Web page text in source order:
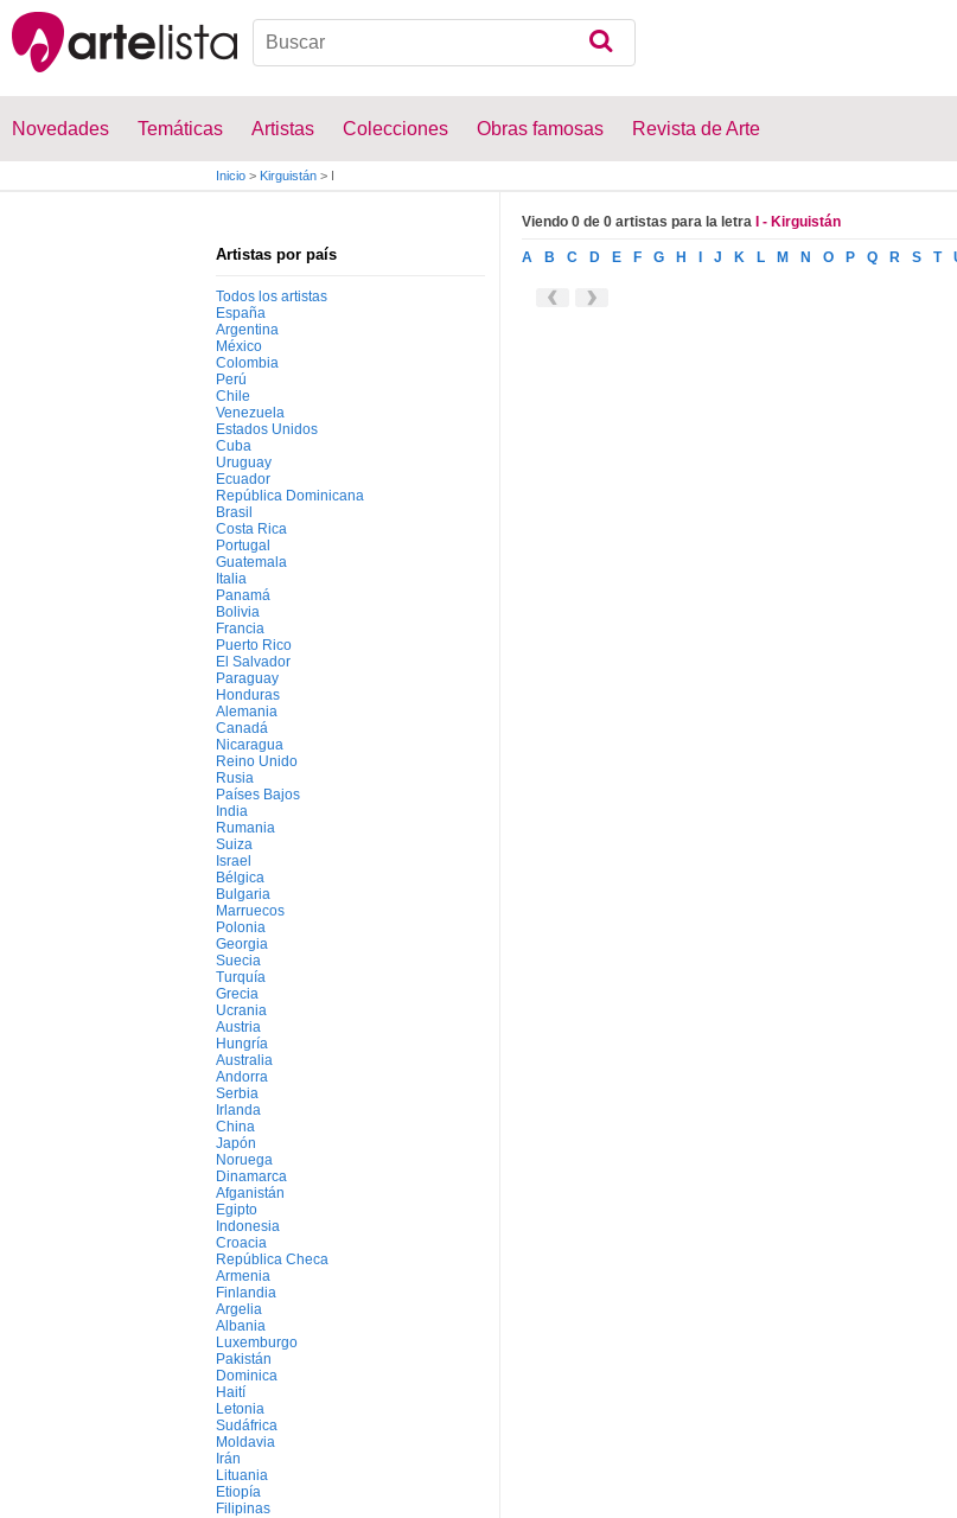
Novedades Temáticas Artistas Colecciones Obras famosas Revista de Arte
Inicio > Kirguistán > I
Artistas por país
Todos los artistas
España
Argentina
México
Colombia
Perú
Chile
Venezuela
Estados Unidos
Cuba
Uruguay
Ecuador
República Dominicana
Brasil
Costa Rica
Portugal
Guatemala
Italia
Panamá
Bolivia
Francia
Puerto Rico
El Salvador
Paraguay
Honduras
Alemania
Canadá
Nicaragua
Reino Unido
Rusia
Países Bajos
India
Rumania
Suiza
Israel
Bélgica
Bulgaria
Marruecos
Polonia
Georgia
Suecia
Turquía
Grecia
Ucrania
Austria
Hungría
Australia
Andorra
Serbia
Irlanda
China
Japón
Noruega
Dinamarca
Afganistán
Egipto
Indonesia
Croacia
República Checa
Armenia
Finlandia
Argelia
Albania
Luxemburgo
Pakistán
Dominica
Haití
Letonia
Sudáfrica
Moldavia
Irán
Lituania
Etiopía
Filipinas
Viendo 0 de 0 artistas para la letra I - Kirguistán
A B C D E F G H J K L M N O P Q R S T